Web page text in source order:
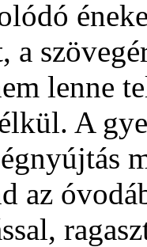
a
lenne
A
az